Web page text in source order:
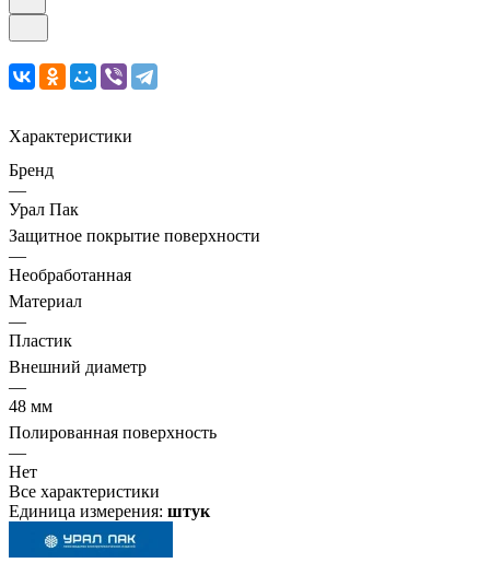
Характеристики
Бренд
—
Урал Пак
Защитное покрытие поверхности
—
Необработанная
Материал
—
Пластик
Внешний диаметр
—
48 мм
Полированная поверхность
—
Нет
Все характеристики
Единица измерения: штук